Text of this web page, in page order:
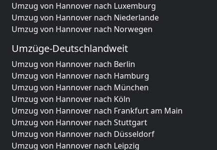
Umzug von Hannover nach Luxemburg
Umzug von Hannover nach Niederlande
Umzug von Hannover nach Norwegen
Umzüge-Deutschlandweit
Umzug von Hannover nach Berlin
Umzug von Hannover nach Hamburg
Umzug von Hannover nach München
Umzug von Hannover nach Köln
Umzug von Hannover nach Frankfurt am Main
Umzug von Hannover nach Stuttgart
Umzug von Hannover nach Düsseldorf
Umzug von Hannover nach Leipzig